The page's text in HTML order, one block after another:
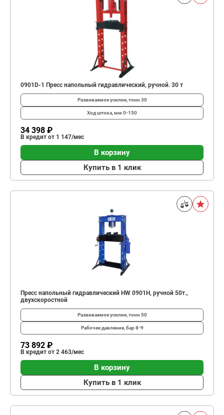
0901D-1 Пресс напольный гидравлический, ручной. 30 т
Развиваемое усилие, тонн 30
Ход штока, мм 0-150
34 398 ₽
В кредит от 1 147/мес
В корзину
Купить в 1 клик
Пресс напольный гидравлический HW 0901H, ручной 50т.,
двухскоростной
Развиваемое усилие, тонн 50
Рабочее давление, бар8-9
73 892 ₽
В кредит от 2 463/мес
В корзину
Купить в 1 клик